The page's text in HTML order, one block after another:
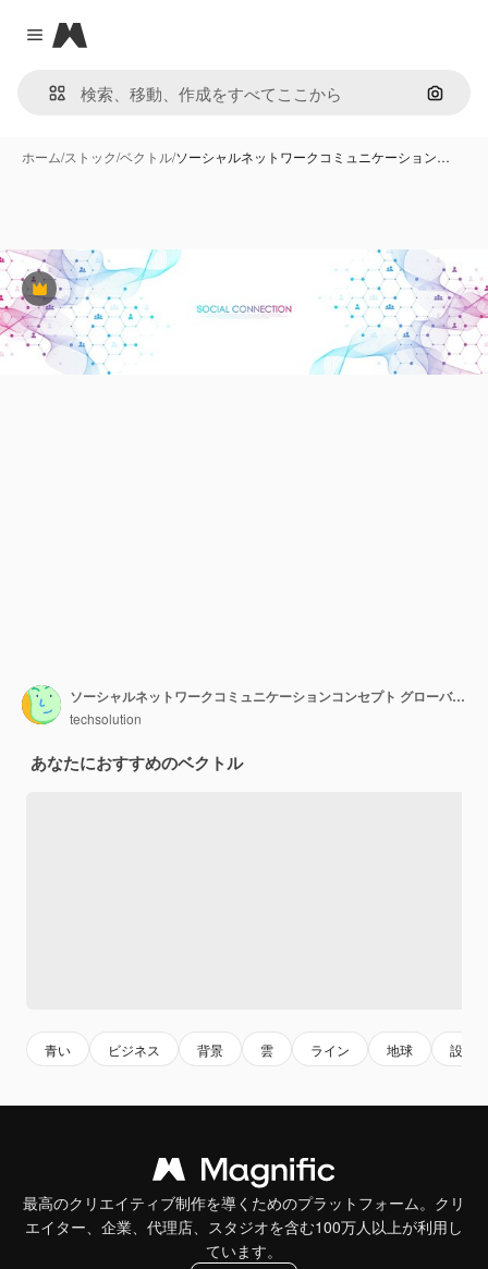
Close menu
Magnific
画像で
ホーム/ストック/ベクトル/ソーシャルネットワークコミュニケーション…
Premium
ソーシャルネットワークコミュニケーションコンセプト グローバルネットワーク接続背景 ホリゾンタルウェブバナー
techsolution
あなたにおすすめのベクトル
青い ビジネス 背景 雲 ライン 地球 設計
最高のクリエイティブ制作を導くためのプラットフォーム。クリ
エイター、企業、代理店、スタジオを含む100万人以上が利用し
ています。